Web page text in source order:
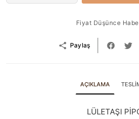
Fiyat Düşünce
Paylaş
AÇIKLAMA
LÜLETAŞI